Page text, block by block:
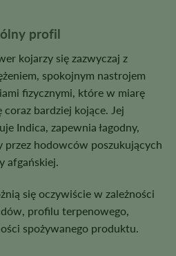
profil
kojarzy się zazwyczaj z
spokojnym nastrojem
fizycznymi, które w miarę
bardziej kojące. Jej
Indica, zapewnia łagodny,
przez hodowców poszukujących
afgańskiej.
się oczywiście w zależności
profilu terpenowego,
spożywanego produktu.